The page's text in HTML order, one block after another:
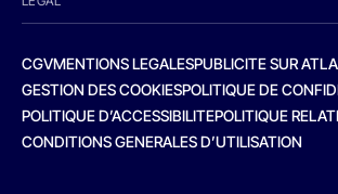
CGVMENTIONS LEGALESPUBLICITE SUR
GESTION DES COOKIESPOLITIQUE DE
POLITIQUE D’ACCESSIBILITEPOLITIQUE
CONDITIONS GENERALES D’UTILISATION